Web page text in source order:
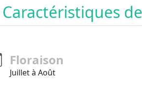
Floraison
Juillet à Août